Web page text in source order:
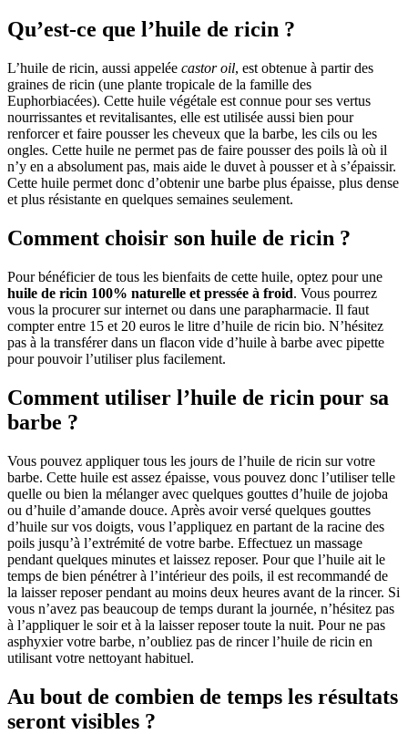
Qu’est-ce que l’huile de ricin ?
L’huile de ricin, aussi appelée castor oil, est obtenue à partir des
graines de ricin (une plante tropicale de la famille des
Euphorbiacées). Cette huile végétale est connue pour ses vertus
nourrissantes et revitalisantes, elle est utilisée aussi bien pour
renforcer et faire pousser les cheveux que la barbe, les cils ou les
ongles. Cette huile ne permet pas de faire pousser des poils là où il
n’y en a absolument pas, mais aide le duvet à pousser et à s’épaissir.
Cette huile permet donc d’obtenir une barbe plus épaisse, plus dense
et plus résistante en quelques semaines seulement.
Comment choisir son huile de ricin ?
Pour bénéficier de tous les bienfaits de cette huile, optez pour une
huile de ricin 100% naturelle et pressée à froid. Vous pourrez
vous la procurer sur internet ou dans une parapharmacie. Il faut
compter entre 15 et 20 euros le litre d’huile de ricin bio. N’hésitez
pas à la transférer dans un flacon vide d’huile à barbe avec pipette
pour pouvoir l’utiliser plus facilement.
Comment utiliser l’huile de ricin pour sa
barbe ?
Vous pouvez appliquer tous les jours de l’huile de ricin sur votre
barbe. Cette huile est assez épaisse, vous pouvez donc l’utiliser telle
quelle ou bien la mélanger avec quelques gouttes d’huile de jojoba
ou d’huile d’amande douce. Après avoir versé quelques gouttes
d’huile sur vos doigts, vous l’appliquez en partant de la racine des
poils jusqu’à l’extrémité de votre barbe. Effectuez un massage
pendant quelques minutes et laissez reposer. Pour que l’huile ait le
temps de bien pénétrer à l’intérieur des poils, il est recommandé de
la laisser reposer pendant au moins deux heures avant de la rincer. Si
vous n’avez pas beaucoup de temps durant la journée, n’hésitez pas
à l’appliquer le soir et à la laisser reposer toute la nuit. Pour ne pas
asphyxier votre barbe, n’oubliez pas de rincer l’huile de ricin en
utilisant votre nettoyant habituel.
Au bout de combien de temps les résultats
seront visibles ?